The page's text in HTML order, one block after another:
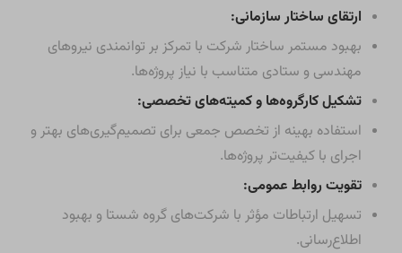
ارتقای ساختار سازمانی:
بهبود مستمر ساختار شرکت با تمرکز بر توانمندی نیروهای
مهندسی و ستادی متناسب با نیاز پروژه‌ها.
تشکیل کارگروه‌ها و کمیته‌های تخصصی:
استفاده بهینه از تخصص جمعی برای تصمیم‌گیری‌های بهتر و
اجرای با کیفیت‌تر پروژه‌ها.
تقویت روابط عمومی:
تسهیل ارتباطات مؤثر با شرکت‌های گروه شستا و بهبود
اطلاع‌رسانی.